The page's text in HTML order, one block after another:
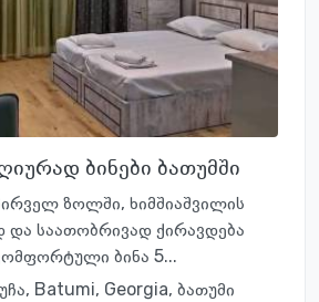
ბინები ბათუმში
ზოლში, ხიმშიაშვილის
და საათობრივად ქირავდება
ბინა 5...
Batumi, Georgia, ბათუმი